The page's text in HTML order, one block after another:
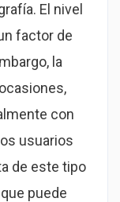
El nivel
factor de
la
con
usuarios
de este tipo
puede